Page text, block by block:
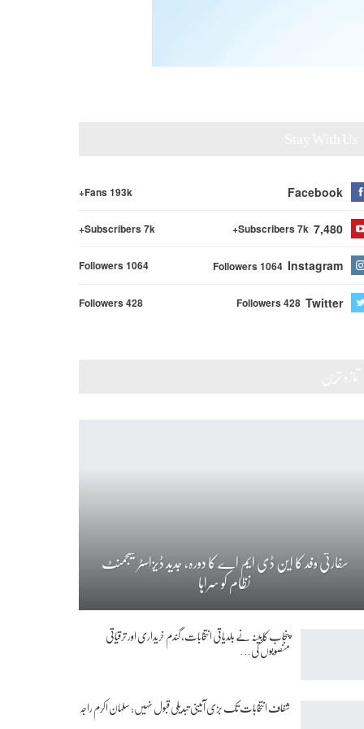
Facebook
Fans 193k+
7,480
Subscribers 7k+
Subscribers 7k+
Instagram
Followers 1064
Followers 1064
Twitter
Followers 428
Followers 428
سفارتی وفد کا این ڈی ایم اے کا دورہ، جدید ڈیزاسٹر مینجمنٹ
نظام کو سراہا
پنجاب کابینہ نے بلدیاتی انتخابات، گندم خریداری اور ترقیاتی
منصوبوں کی…
شفاف انتخابات تک بڑی آئینی تبدیلی قبول نہیں: سلمان اکرم راجہ